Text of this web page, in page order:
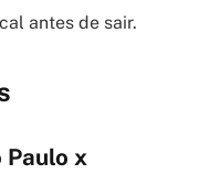
antes de sair.
Paulo x